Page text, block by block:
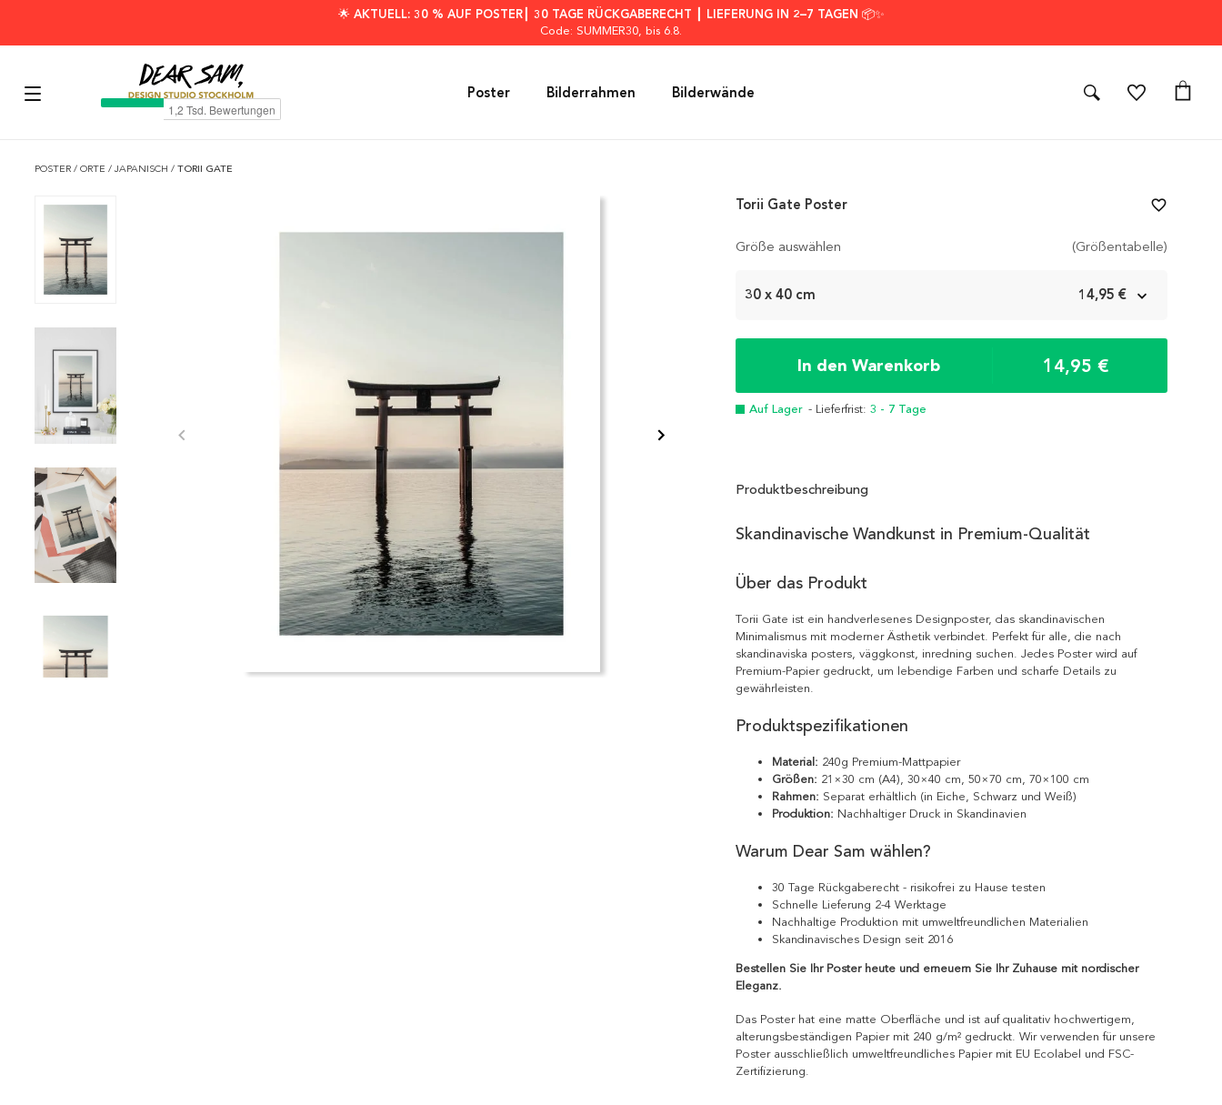
🌟 AKTUELL: 30 % AUF POSTER┃ 30 TAGE RÜCKGABERECHT ┃ LIEFERUNG IN 2–7 TAGEN 📦✨
Code: SUMMER30, bis 6.8.
Poster Bilderrahmen Bilderwände
POSTER / ORTE /JAPANISCH / TORII GATE
Größe auswählen (Größentabelle)
30 x 40 cm 14,95 €
In den Warenkorb 14,95 €
Auf Lager - Lieferfrist: 3 - 7 Tage
Torii Gate Poster favorite_border
Produktbeschreibung
Skandinavische Wandkunst in Premium-Qualität
Über das Produkt
Torii Gate ist ein handverlesenes Designposter, das skandinavischen
Minimalismus mit moderner Ästhetik verbindet. Perfekt für alle, die nach
skandinaviska posters, väggkonst, inredning suchen. Jedes Poster wird auf
Premium-Papier gedruckt, um lebendige Farben und scharfe Details zu
gewährleisten.
Produktspezifikationen
Material: 240g Premium-Mattpapier
Größen: 21×30 cm (A4), 30×40 cm, 50×70 cm, 70×100 cm
Rahmen: Separat erhältlich (in Eiche, Schwarz und Weiß)
Produktion: Nachhaltiger Druck in Skandinavien
Warum Dear Sam wählen?
30 Tage Rückgaberecht - risikofrei zu Hause testen
Schnelle Lieferung 2-4 Werktage
Nachhaltige Produktion mit umweltfreundlichen Materialien
Skandinavisches Design seit 2016
Bestellen Sie Ihr Poster heute und erneuern Sie Ihr Zuhause mit nordischer
Eleganz.
Das Poster hat eine matte Oberfläche und ist auf qualitativ hochwertigem,
alterungsbeständigen Papier mit 240 g/m² gedruckt. Wir verwenden für unsere
Poster ausschließlich umweltfreundliches Papier mit EU Ecolabel und FSC-
Zertifizierung.